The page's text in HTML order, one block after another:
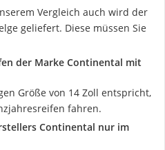
Vergleich auch wird der
geliefert. Diese müssen Sie
der Marke Continental mit
Größe von 14 Zoll entspricht,
fahren.
Continental nur im